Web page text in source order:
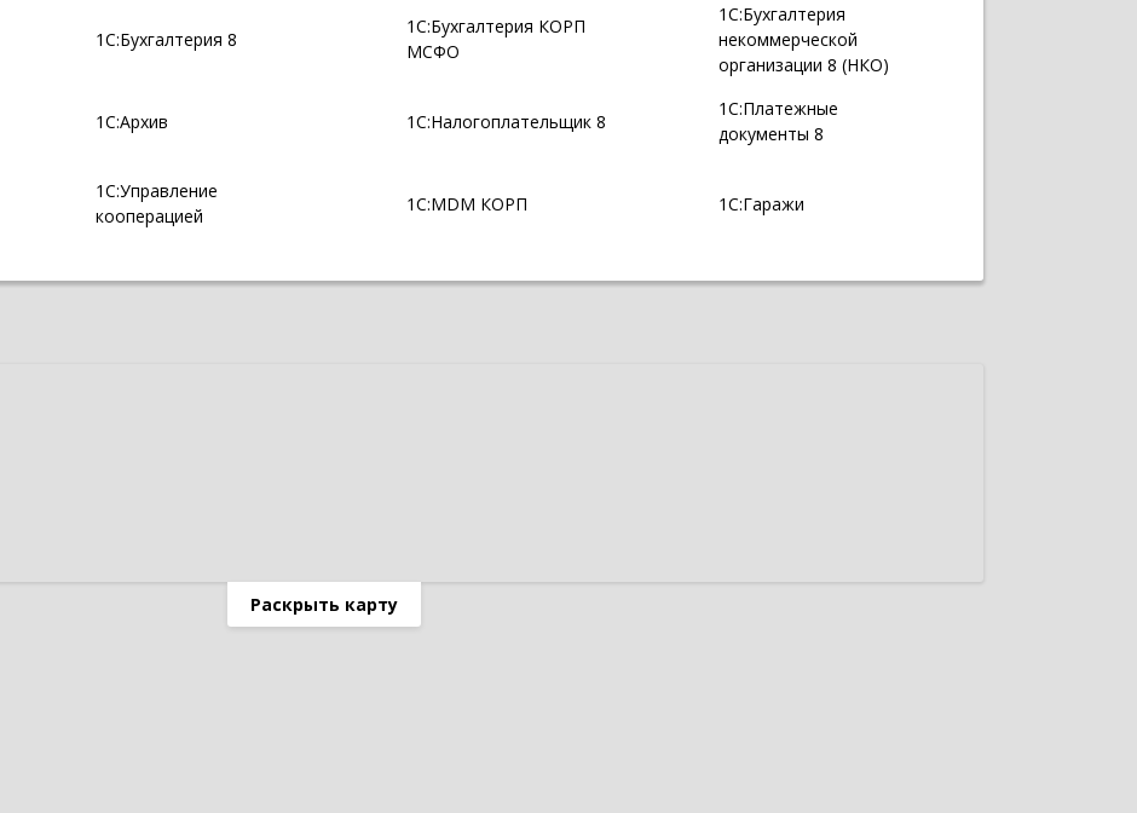
1С:Бухгалтерия 8
1С:Бухгалтерия КОРП
МСФО
1С:Бухгалтерия
некоммерческой
организации 8 (НКО)
1С:Архив 1С:Налогоплательщик 8
1С:Платежные
документы 8
1С:Управление
кооперацией
1С:MDM КОРП 1С:Гаражи
Раскрыть карту